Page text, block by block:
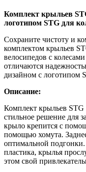
Комплект крыльев
логотипом STG для
Сохраните чистоту и
комплектом крыльев
велосипедов с
отличаются
дизайном с логотипом
Описание:
Комплект крыльев
стильное решение для
крыло крепится с
помощью хомута.
оптимальной
пластика, крылья
этом свой